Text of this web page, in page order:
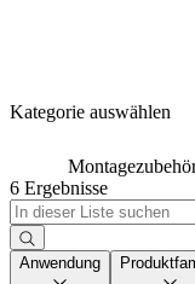
Kategorie auswählen
6 Ergebnisse
Anwendung